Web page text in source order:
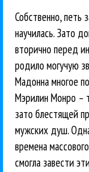
Собственно, петь
научилась. Зато
вторично перед
родило могучую
Мадонна многое
Мэрилин Монро –
зато блестящей
мужских душ.
времена
смогла завести